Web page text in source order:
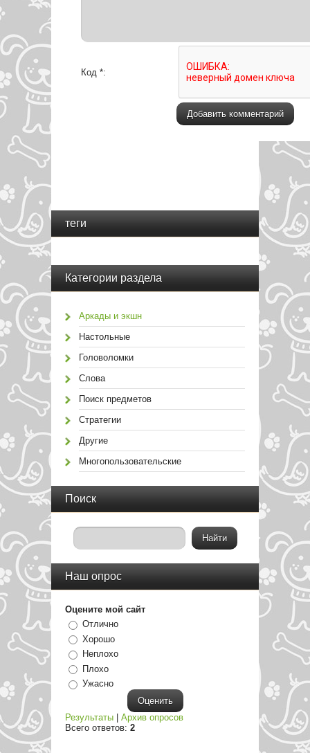
Код *:
теги
Категории раздела
Аркады и экшн
Настольные
Головоломки
Слова
Поиск предметов
Стратегии
Другие
Многопользовательские
Поиск
Наш опрос
Оцените мой сайт
Отлично
Хорошо
Неплохо
Плохо
Ужасно
Результаты
Архив опросов
Всего ответов: 2